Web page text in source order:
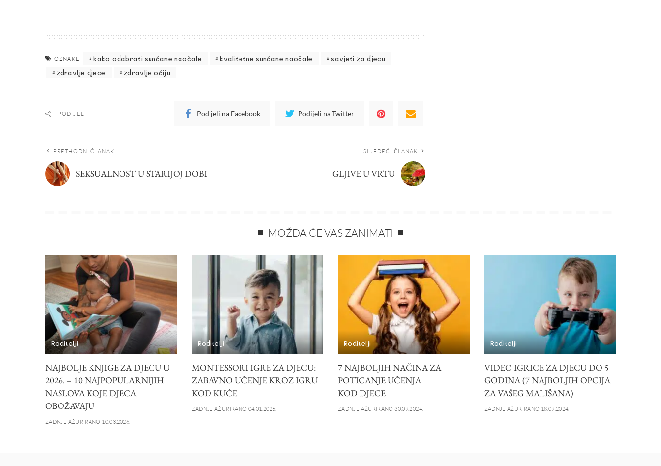
OZNAKE kako odabrati sunčane naočale kvalitetne sunčane naočale
savjeti za djecu
zdravlje djece
zdravlje očiju
PODIJELI Podijeli na Facebook Podijeli na Twitter
PRETHODNI ČLANAK
SEKSUALNOST U STARIJOJ DOBI
SLJEDEĆI ČLANAK
GLJIVE U VRTU
MOŽDA ĆE VAS ZANIMATI
Roditelji
NAJBOLJE KNJIGE ZA DJECU U
2026. – 10 NAJPOPULARNIJIH
NASLOVA KOJE DJECA
OBOŽAVAJU
ZADNJE AŽURIRANO 10.03.2026.
Roditelji
MONTESSORI IGRE ZA DJECU:
ZABAVNO UČENJE KROZ IGRU
KOD KUĆE
ZADNJE AŽURIRANO 04.01.2025.
Roditelji
7 NAJBOLJIH NAČINA ZA
POTICANJE UČENJA
KOD DJECE
ZADNJE AŽURIRANO 30.09.2024.
Roditelji
VIDEO IGRICE ZA DJECU DO 5
GODINA (7 NAJBOLJIH OPCIJA
ZA VAŠEG MALIŠANA)
ZADNJE AŽURIRANO 18.09.2024.